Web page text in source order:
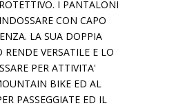
I PANTALONI
CON CAPO
LA SUA DOPPIA
VERSATILE E LO
PER ATTIVITA'
BIKE ED AL
PASSEGGIATE ED IL